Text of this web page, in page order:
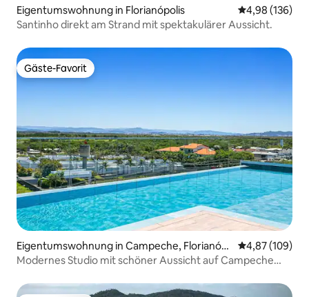
Eigentumswohnung in Florianópolis
4,98 (136)
Santinho direkt am Strand mit spektakulärer Aussicht.
Gäste-Favorit
Gäste-Favorit
Eigentumswohnung in Campeche, Florianóp
olis
4,87 (109)
Modernes Studio mit schöner Aussicht auf Campeche